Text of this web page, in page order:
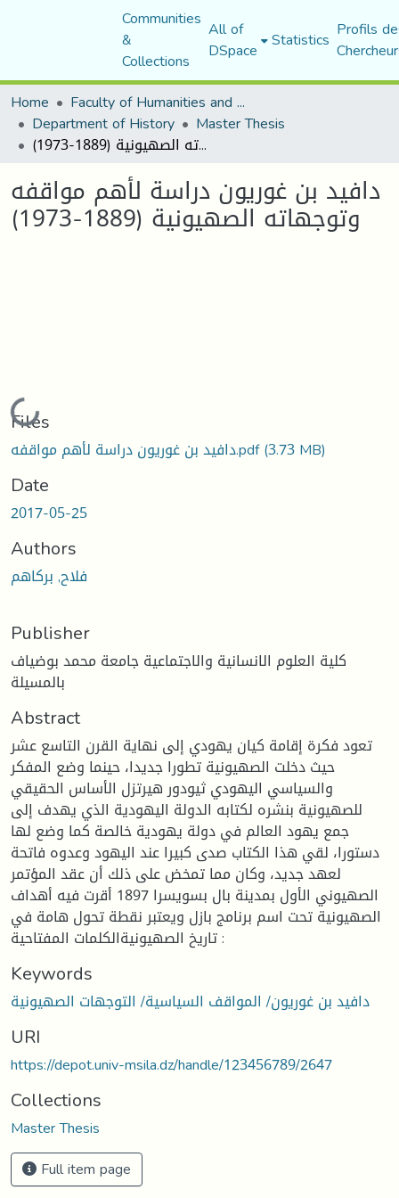
Communities
&
Collections
All of
DSpace Statistics Profils
Home
Faculty of Humanities and Social Sciences
Department of History Master Thesis
دافيد بن غوريون دراسة لأهم مواقفه وتوجهاته الصهيونية (1889-1973)
دافيد بن غوريون دراسة لأهم مواقفه
وتوجهاته الصهيونية (1889-1973)
Loading...
Files
دافيد بن غوريون دراسة لأهم مواقفه.pdf(3.73 MB)
Date
2017-05-25
Authors
فلاح, بركاهم
Publisher
كلية العلوم الانسانية والاجتماعية جامعة محمد بوضياف
بالمسيلة
Abstract
تعود فكرة إقامة كيان يهودي إلى نهاية القرن التاسع عشر
حيث دخلت الصهيونية تطورا جديدا، حينما وضع المفكر
والسياسي اليهودي ثيودور هيرتزل الأساس الحقيقي
للصهيونية بنشره لكتابه الدولة اليهودية الذي يهدف إلى
جمع يهود العالم في دولة يهودية خالصة كما وضع لها
دستورا، لقي هذا الكتاب صدى كبيرا عند اليهود وعدوه فاتحة
لعهد جديد، وكان مما تمخض على ذلك أن عقد المؤتمر
الصهيوني الأول بمدينة بال بسويسرا 1897 أقرت فيه أهداف
الصهيونية تحت اسم برنامج بازل ويعتبر نقطة تحول هامة في
تاريخ الصهيونيةالكلمات المفتاحية :
Keywords
دافيد بن غوريون/ المواقف السياسية/ التوجهات الصهيونية
URI
https://depot.univ-msila.dz/handle/123456789/2647
Collections
Master Thesis
Full item page